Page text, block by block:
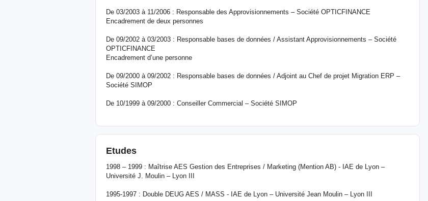
De 03/2003 à 11/2006 : Responsable des Approvisionnements – Société OPTICFINANCE
Encadrement de deux personnes
De 09/2002 à 03/2003 : Responsable bases de données / Assistant Approvisionnements – Société
OPTICFINANCE
Encadrement d’une personne
De 09/2000 à 09/2002 : Responsable bases de données / Adjoint au Chef de projet Migration ERP –
Société SIMOP
De 10/1999 à 09/2000 : Conseiller Commercial – Société SIMOP
Etudes
1998 – 1999 : Maîtrise AES Gestion des Entreprises / Marketing (Mention AB) - IAE de Lyon –
Université J. Moulin – Lyon III
1995-1997 : Double DEUG AES / MASS - IAE de Lyon – Université Jean Moulin – Lyon III